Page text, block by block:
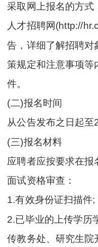
采取网上报名的方式
人才招聘网(http://
告，详细了解招聘对
策规定和注意事项等
件。
(二)报名时间
从公告发布之日起至
(三)报名材料
应聘者应按要求在
面试资格审查：
1.有效身份证扫描件;
2.已毕业的上传学历
传教务处、研究生院